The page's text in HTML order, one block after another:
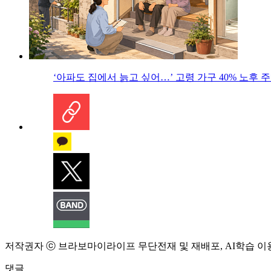
‘아파도 집에서 늙고 싶어…’ 고령 가구 40% 노후
저작권자 ⓒ 브라보마이라이프 무단전재 및 재배포, AI학습 이
댓글